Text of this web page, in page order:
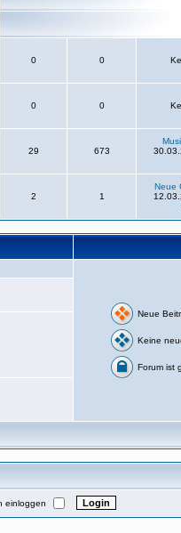
0 0
0 0
29 673
2 1
Neue
Neue
Keine
Forum ist
einloggen